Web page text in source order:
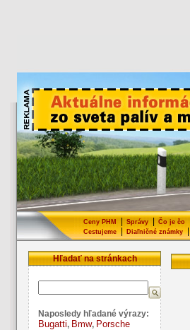
Ceny PHM Správy Čo je čo
Cestujeme| Diaľničné známky|
Hľadať na stránkach
Naposledy hľadané výrazy:
Bugatti, Bmw, Porsche